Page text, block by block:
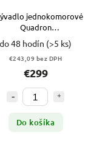
jednokomorové
Quadron
ZLATÉ
VYPR
do 48 hodín (>5 ks)
€243,09 bez DPH
€299
Do košíka